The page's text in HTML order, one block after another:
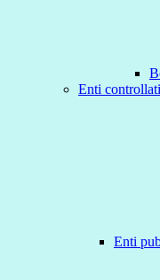
Enti controllati
Enti